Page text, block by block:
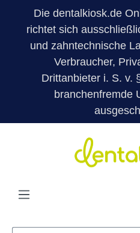
Die dentalkiosk.de
richtet sich
und zahntechnische
Verbraucher,
Drittanbieter i. S. v.
branchenfremde
Zum Hauptinhalt springen